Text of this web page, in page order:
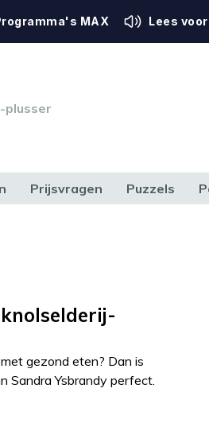
MAX Lees voor
plusser
Prijsvragen Puzzels
gezond eten? Dan is
Sandra Ysbrandy perfect.